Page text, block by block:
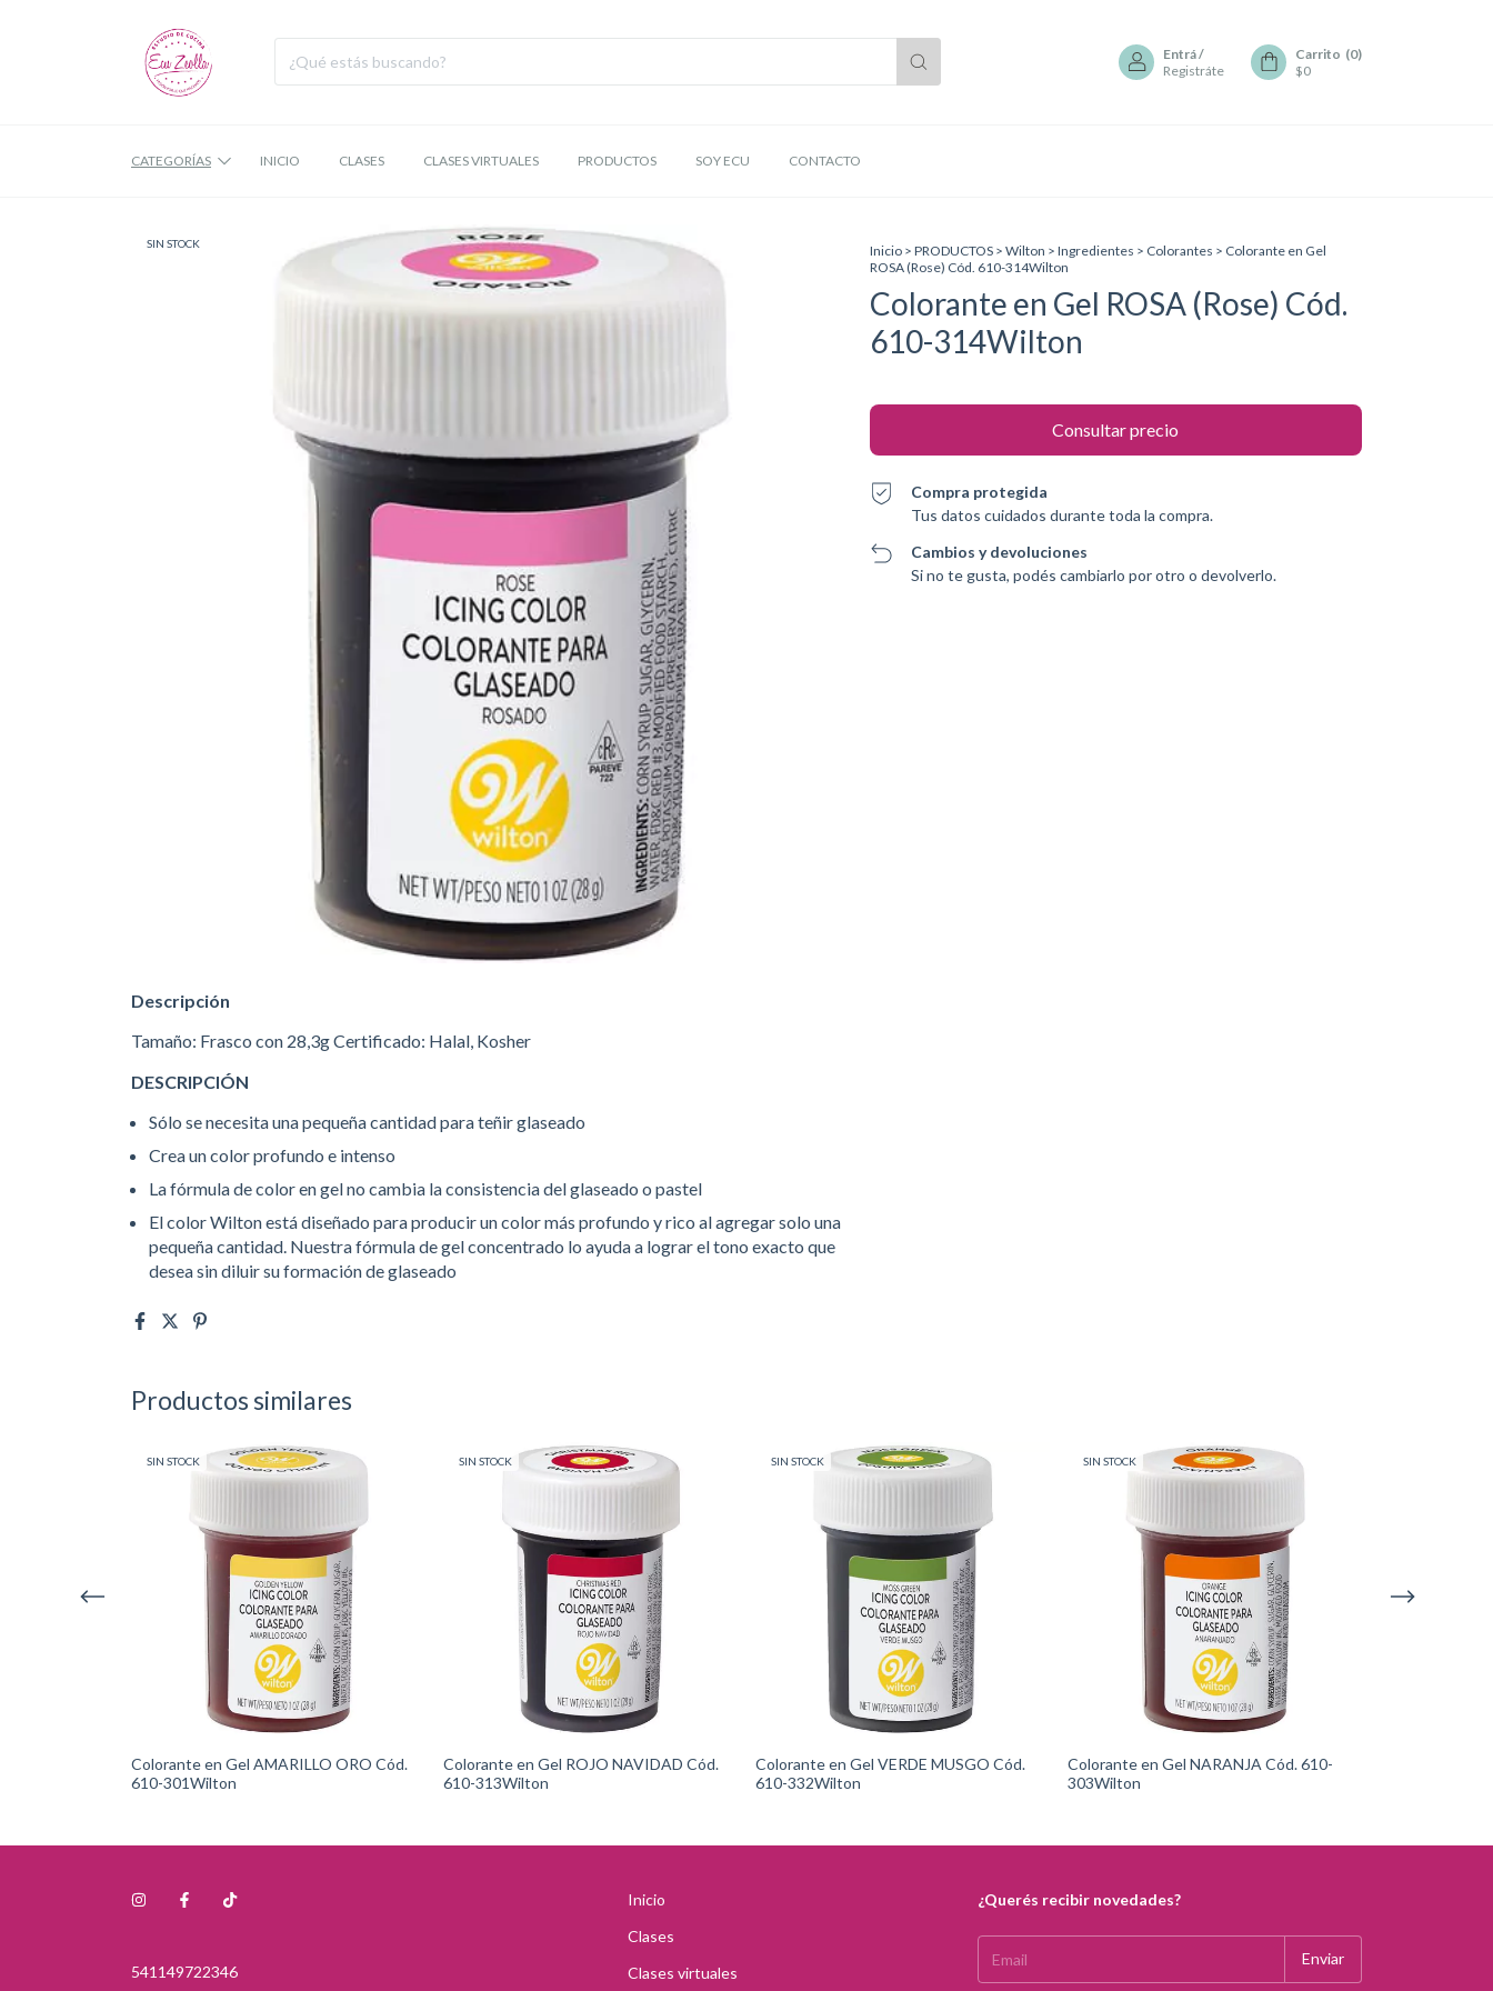
Entrá/
Registráte
Carrito (0)
$0
CATEGORÍAS INICIO CLASES CLASES VIRTUALES PRODUCTOS SOY ECU CONTACTO
SIN STOCK Inicio > PRODUCTOS > Wilton > Ingredientes > Colorantes > Colorante en Gel
ROSA (Rose) Cód. 610-314Wilton
Colorante en Gel ROSA (Rose) Cód.
610-314Wilton
Compra protegida
Tus datos cuidados durante toda la compra.
Cambios y devoluciones
Si no te gusta, podés cambiarlo por otro o devolverlo.
Descripción
Tamaño: Frasco con 28,3g Certificado: Halal, Kosher
DESCRIPCIÓN
Sólo se necesita una pequeña cantidad para teñir glaseado
Crea un color profundo e intenso
La fórmula de color en gel no cambia la consistencia del glaseado o pastel
El color Wilton está diseñado para producir un color más profundo y rico al agregar solo una
pequeña cantidad. Nuestra fórmula de gel concentrado lo ayuda a lograr el tono exacto que
desea sin diluir su formación de glaseado
Productos similares
SIN STOCK
Colorante en Gel AMARILLO ORO Cód.
610-301Wilton
SIN STOCK
Colorante en Gel ROJO NAVIDAD Cód.
610-313Wilton
SIN STOCK
Colorante en Gel VERDE MUSGO Cód.
610-332Wilton
SIN STOCK
Colorante en Gel NARANJA Cód. 610-
303Wilton
541149722346
Inicio
Clases
Clases virtuales
¿Querés recibir novedades?